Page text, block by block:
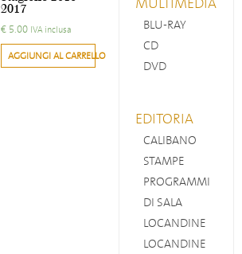
2017
€5.00 IVA inclusa
AGGIUNGI AL CARRELLO
BLU-RAY
CD
DVD
EDITORIA
CALIBANO
STAMPE
PROGRAMMI
DI SALA
LOCANDINE
LOCANDINE